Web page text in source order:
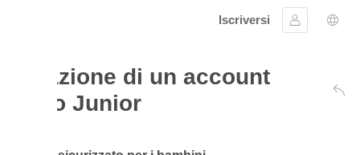
CollegarsiScelta della
di un account
Junior
Ritorno alla